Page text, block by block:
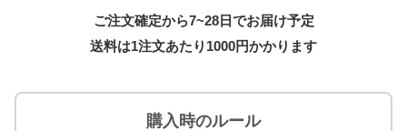
ご注文確定から7~28日でお届け予定
送料は1注文あたり 1000円かかります
購入時のルール